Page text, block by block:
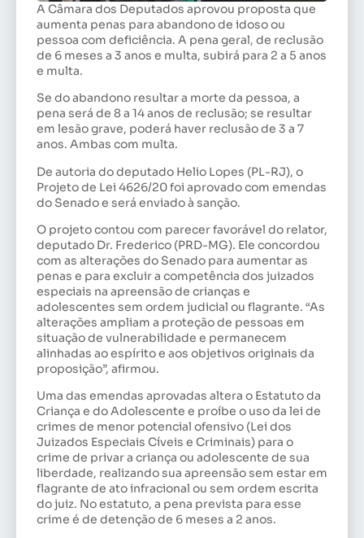
A Câmara dos Deputados aprovou proposta que
aumenta penas para abandono de idoso ou
pessoa com deficiência. A pena geral, de reclusão
de 6 meses a 3 anos e multa, subirá para 2 a 5 anos
e multa.
Se do abandono resultar a morte da pessoa, a
pena será de 8 a 14 anos de reclusão; se resultar
em lesão grave, poderá haver reclusão de 3 a 7
anos. Ambas com multa.
De autoria do deputado Helio Lopes (PL-RJ), o
Projeto de Lei 4626/20 foi aprovado com emendas
do Senado e será enviado à sanção.
O projeto contou com parecer favorável do relator,
deputado Dr. Frederico (PRD-MG). Ele concordou
com as alterações do Senado para aumentar as
penas e para excluir a competência dos juizados
especiais na apreensão de crianças e
adolescentes sem ordem judicial ou flagrante. “As
alterações ampliam a proteção de pessoas em
situação de vulnerabilidade e permanecem
alinhadas ao espírito e aos objetivos originais da
proposição”, afirmou.
Uma das emendas aprovadas altera o Estatuto da
Criança e do Adolescente e proíbe o uso da lei de
crimes de menor potencial ofensivo (Lei dos
Juizados Especiais Cíveis e Criminais) para o
crime de privar a criança ou adolescente de sua
liberdade, realizando sua apreensão sem estar em
flagrante de ato infracional ou sem ordem escrita
do juiz. No estatuto, a pena prevista para esse
crime é de detenção de 6 meses a 2 anos.